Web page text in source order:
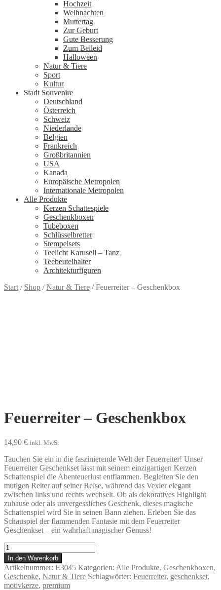
Hochzeit
Weihnachten
Muttertag
Zur Geburt
Gute Besserung
Zum Beileid
Halloween
Natur & Tiere
Sport
Kultur
Stadt Souvenire
Deutschland
Österreich
Schweiz
Niederlande
Belgien
Frankreich
Großbritannien
USA
Kanada
Europäische Metropolen
Internationale Metropolen
Alle Produkte
Kerzen Schattespiele
Geschenkboxen
Tubeboxen
Schlüsselbretter
Stempelsets
Teelicht Karusell – Tanz
Teebeutelhalter
Architekturfiguren
Start / Shop /Natur & Tiere /Feuerreiter – Geschenkbox
Feuerreiter – Geschenkbox
14,90 € inkl. MwSt
Tauchen Sie ein in die faszinierende Welt der Feuerreiter! Unser
Feuerreiter Geschenkset lässt mit seinem einzigartigen Kerzen
Schattenspiel die Abenteuerlust entflammen. Begleiten Sie den
mutigen Reiter auf seiner Reise, während das Vexier elegant
zwischen links und rechts wechselt. Ob als dekoratives Highlight
zuhause oder als unvergessliches Geschenk, dieses magische
Schattenspiel wird Sie in seinen Bann ziehen. Erleben Sie das
Schauspiel der flammenden Fantasie mit dem Feuerreiter
Geschenkset – ein wahrhaft magischer Genuss!
Feuerreiter
-
Geschenkbox
Menge
In den Warenkorb
Artikelnummer: E3045 Kategorien: Alle Produkte, Geschenkboxen,
Geschenke, Natur & Tiere Schlagwörter: Feuerreiter, geschenkset,
motivkerze, premium